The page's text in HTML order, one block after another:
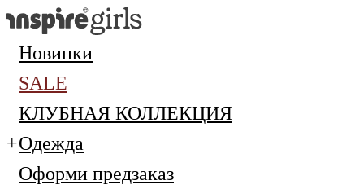
Новинки
SALE
КЛУБНАЯ КОЛЛЕКЦИЯ
Одежда
Оформи предзаказ